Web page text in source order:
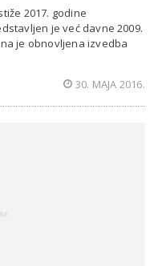
2017. godine
je već davne 2009.
je obnovljena izvedba
30. MAJA 2016.